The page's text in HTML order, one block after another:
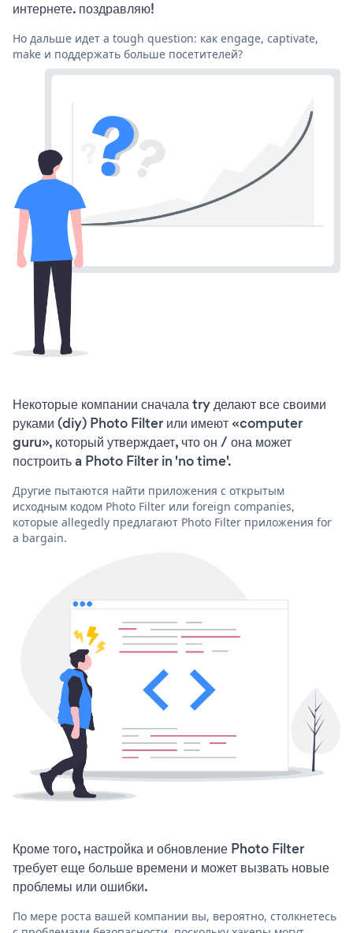
интернете. поздравляю!
Но дальше идет a tough question: как engage, captivate,
make и поддержать больше посетителей?
Некоторые компании сначала try делают все своими
руками (diy) Photo Filter или имеют «computer
guru», который утверждает, что он / она может
построить a Photo Filter in 'no time'.
Другие пытаются найти приложения с открытым
исходным кодом Photo Filter или foreign companies,
которые allegedly предлагают Photo Filter приложения for
a bargain.
Кроме того, настройка и обновление Photo Filter
требует еще больше времени и может вызвать новые
проблемы или ошибки.
По мере роста вашей компании вы, вероятно, столкнетесь